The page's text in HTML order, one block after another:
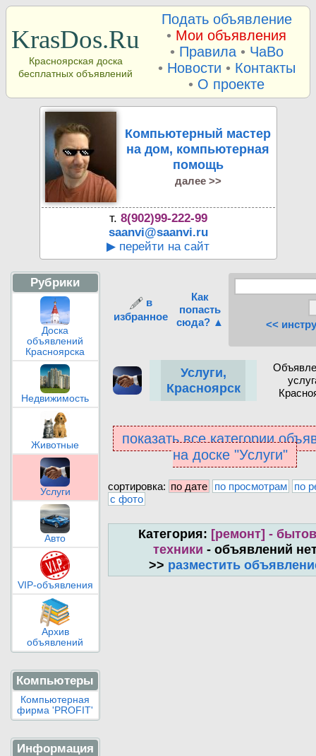
KrasDos.Ru
Красноярская доска
бесплатных объявлений
Подать объявление
• Мои объявления
• Правила• ЧаВо
• Новости • Контакты
• О проекте
Компьютерный мастер
на дом, компьютерная
помощь
далее >>
т. 8(902)99-222-99
saanvi@saanvi.ru
▶ перейти на сайт
Рубрики
Доска
объявлений
Красноярска
Недвижимость
Животные
Услуги
Авто
VIP-объявления
Архив
объявлений
Компьютеры
Компьютерная
фирма 'PROFIT'
Информация
в
избранное
Как
попасть
сюда? ▲
<<
Услуги,
Красноярск
показать все категории
на доске "Услуги"
сортировка: по дате по просмотрам
по
с фото
Категория: [ремонт] -
техники - объявлений
>> разместить